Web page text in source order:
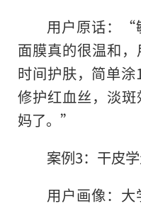
用户原话：“
面膜真的很温和
时间护肤，简单
修护红血丝，淡
妈了。”
案例3：干皮
用户画像：